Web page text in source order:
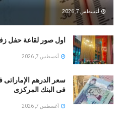
أغسطس 7, 2026
اول صور لقاعة حفل
أغسطس 7, 2026
سعر الدرهم
فى البنك المركزى
أغسطس 7, 2026